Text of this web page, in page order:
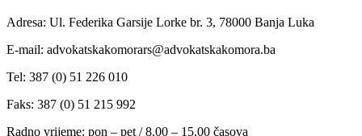
Adresa: Ul. Federika Garsije Lorke br. 3, 78000 Banja Luka
E-mail: advokatskakomorars@advokatskakomora.ba
Tel: 387 (0) 51 226 010
Faks: 387 (0) 51 215 992
Radno vrijeme: pon – pet / 8.00 – 15.00 časova